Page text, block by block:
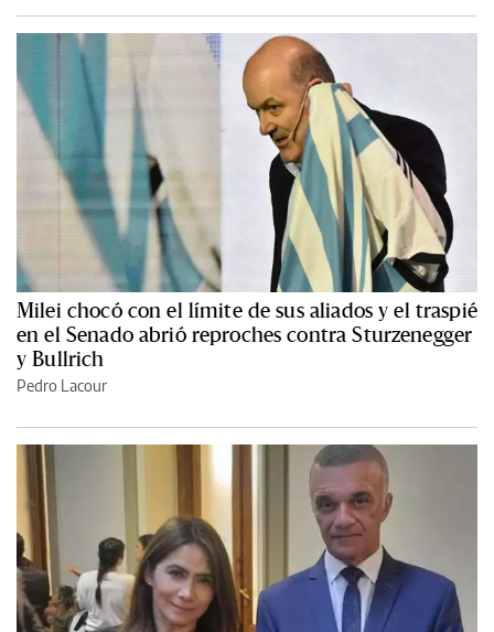
Milei chocó con el límite de sus aliados y el traspié
en el Senado abrió reproches contra Sturzenegger
y Bullrich
Pedro Lacour